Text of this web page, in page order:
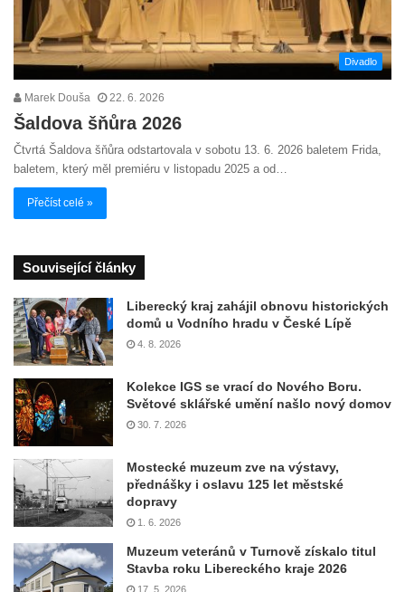
Divadlo
Marek Douša 22. 6. 2026
Šaldova šňůra 2026
Čtvrtá Šaldova šňůra odstartovala v sobotu 13. 6. 2026 baletem Frida,
baletem, který měl premiéru v listopadu 2025 a od…
Přečíst celé »
Související články
Liberecký kraj zahájil obnovu historických
domů u Vodního hradu v České Lípě
4. 8. 2026
Kolekce IGS se vrací do Nového Boru.
Světové sklářské umění našlo nový domov
30. 7. 2026
Mostecké muzeum zve na výstavy,
přednášky i oslavu 125 let městské
dopravy
1. 6. 2026
Muzeum veteránů v Turnově získalo titul
Stavba roku Libereckého kraje 2026
17. 5. 2026